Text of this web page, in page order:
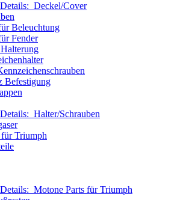
Deckel/Cover
Beleuchtung
Fender
Befestigung
Halter/Schrauben
Triumph
Motone Parts für Triumph